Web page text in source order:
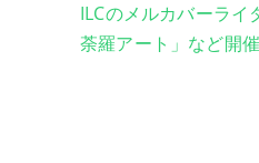
ILCのメルカバーラ
荼羅アート」など開催